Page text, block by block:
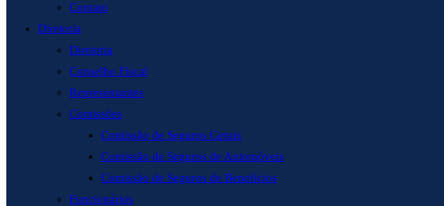
Contato
Diretoria
Diretoria
Conselho Fiscal
Representantes
Comissões
Comissão de Seguros Gerais
Comissão de Seguros de Automóveis
Comissão de Seguros de Benefícios
Funcionários